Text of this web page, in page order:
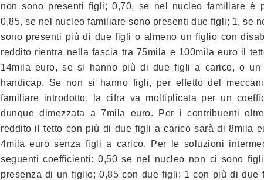
non sono presenti figli; 0,70, se nel nucleo familiare è
0,85, se nel nucleo familiare sono presenti due figli; 1, se
sono presenti più di due figli o almeno un figlio con
reddito rientra nella fascia tra 75mila e 100mila euro il
14mila euro, se si hanno più di due figli a carico, o un
handicap. Se non si hanno figli, per effetto del
familiare introdotto, la cifra va moltiplicata per un
dunque dimezzata a 7mila euro. Per i contribuenti
reddito il tetto con più di due figli a carico sarà di 8mila
4mila euro senza figli a carico. Per le soluzioni
seguenti coefficienti: 0,50 se nel nucleo non ci sono
presenza di un figlio; 0,85 con due figli; 1 con più di due